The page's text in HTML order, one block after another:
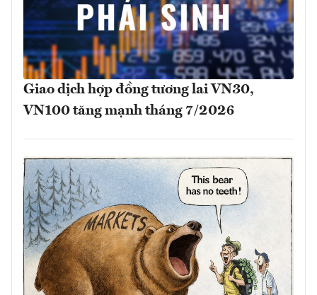
Giao dịch hợp đồng tương lai VN30,
VN100 tăng mạnh tháng 7/2026